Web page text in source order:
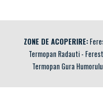
ZONE DE ACOPERIRE:
Termopan Radauti-
Termopan Gura